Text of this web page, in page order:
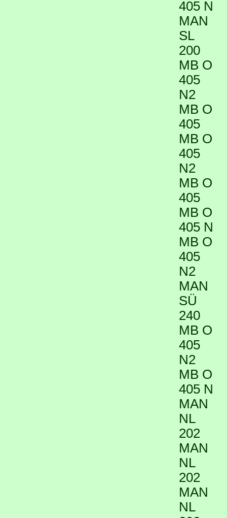
405 N
MAN
SL
200
MB O
405
N2
MB O
405
MB O
405
N2
MB O
405
MB O
405 N
MB O
405
N2
MAN
SÜ
240
MB O
405
N2
MB O
405 N
MAN
NL
202
MAN
NL
202
MAN
NL